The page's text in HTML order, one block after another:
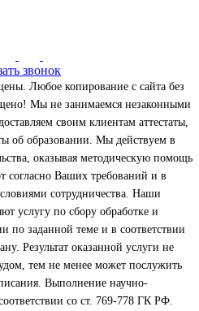
звонок
Любое копирование с сайта без
Мы не занимаемся незаконными
своим клиентам аттестаты,
об образовании. Мы действуем в
оказывая методическую помощь
согласно Ваших требований и в
сотрудничества. Наши
услугу по сбору обработке и
по заданной теме и в соответствии
Результат оказанной услуги не
тем не менее может послужить
Выполнение научно-
со ст. 769-778 ГК РФ.